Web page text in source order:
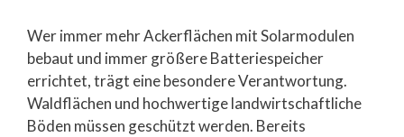
Wer immer mehr Ackerflächen mit Solarmodulen
bebaut und immer größere Batteriespeicher
errichtet, trägt eine besondere Verantwortung.
Waldflächen und hochwertige landwirtschaftliche
Böden müssen geschützt werden. Bereits